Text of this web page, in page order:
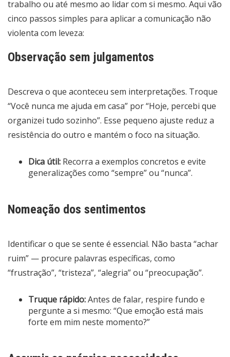
trabalho ou até mesmo ao lidar com si mesmo. Aqui vão
cinco passos simples para aplicar a comunicação não
violenta com leveza:
Observação sem julgamentos
Descreva o que aconteceu sem interpretações. Troque
“Você nunca me ajuda em casa” por “Hoje, percebi que
organizei tudo sozinho”. Esse pequeno ajuste reduz a
resistência do outro e mantém o foco na situação.
Dica útil: Recorra a exemplos concretos e evite
generalizações como “sempre” ou “nunca”.
Nomeação dos sentimentos
Identificar o que se sente é essencial. Não basta “achar
ruim” — procure palavras específicas, como
“frustração”, “tristeza”, “alegria” ou “preocupação”.
Truque rápido:Antes de falar, respire fundo e
pergunte a si mesmo: “Que emoção está mais
forte em mim neste momento?”